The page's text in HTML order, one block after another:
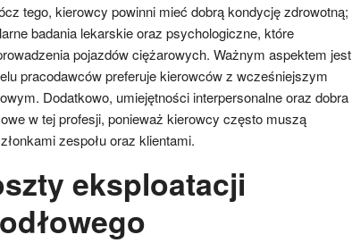
tego, kierowcy powinni mieć dobrą kondycję zdrowotną;
badania lekarskie oraz psychologiczne, które
pojazdów ciężarowych. Ważnym aspektem jest
pracodawców preferuje kierowców z wcześniejszym
Dodatkowo, umiejętności interpersonalne oraz dobra
w tej profesji, ponieważ kierowcy często muszą
zespołu oraz klientami.
eksploatacji